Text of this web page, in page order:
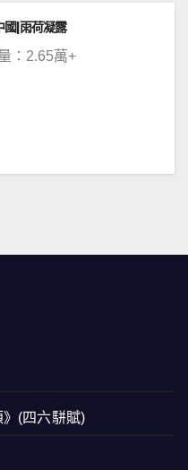
國|雨荷凝露
：2.65萬+
》(四六駢賦)